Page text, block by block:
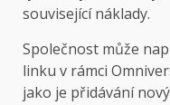
související náklady.
Společnost může
linku v rámci
jako je přidávání